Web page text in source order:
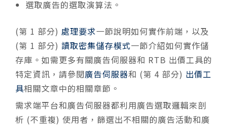
選取廣告的選取演算法。
(第 1 部分) 處理要求一節說明如何實作前端，以及
(第 1 部分) 讀取密集儲存模式一節介紹如何實作儲
存庫。如需更多有關廣告伺服器和 RTB 出價工具的
特定資訊，請參閱廣告伺服器和 (第 4 部分) 出價工
具相關文章中的相關章節。
需求端平台和廣告伺服器都利用廣告選取邏輯來剖
析 (不重複) 使用者，篩選出不相關的廣告活動和廣